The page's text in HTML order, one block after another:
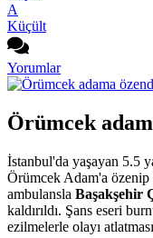
A
Küçült
Yorumlar
Örümcek
İstanbul'da yaşayan 5.5
Örümcek Adam'a özenip
ambulansla Başakşehir
kaldırıldı. Şans eseri
ezilmelerle olayı